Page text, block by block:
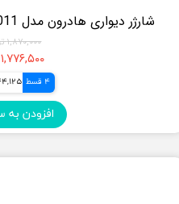
شارژر دیواری هادرون مدل c1011 با توان خروجی 25 وات
۱,۸۷۰,۰۰۰ تومان
۱,۷۷۶,۵۰۰ تومان
4 قسط 444,125
افزودن به